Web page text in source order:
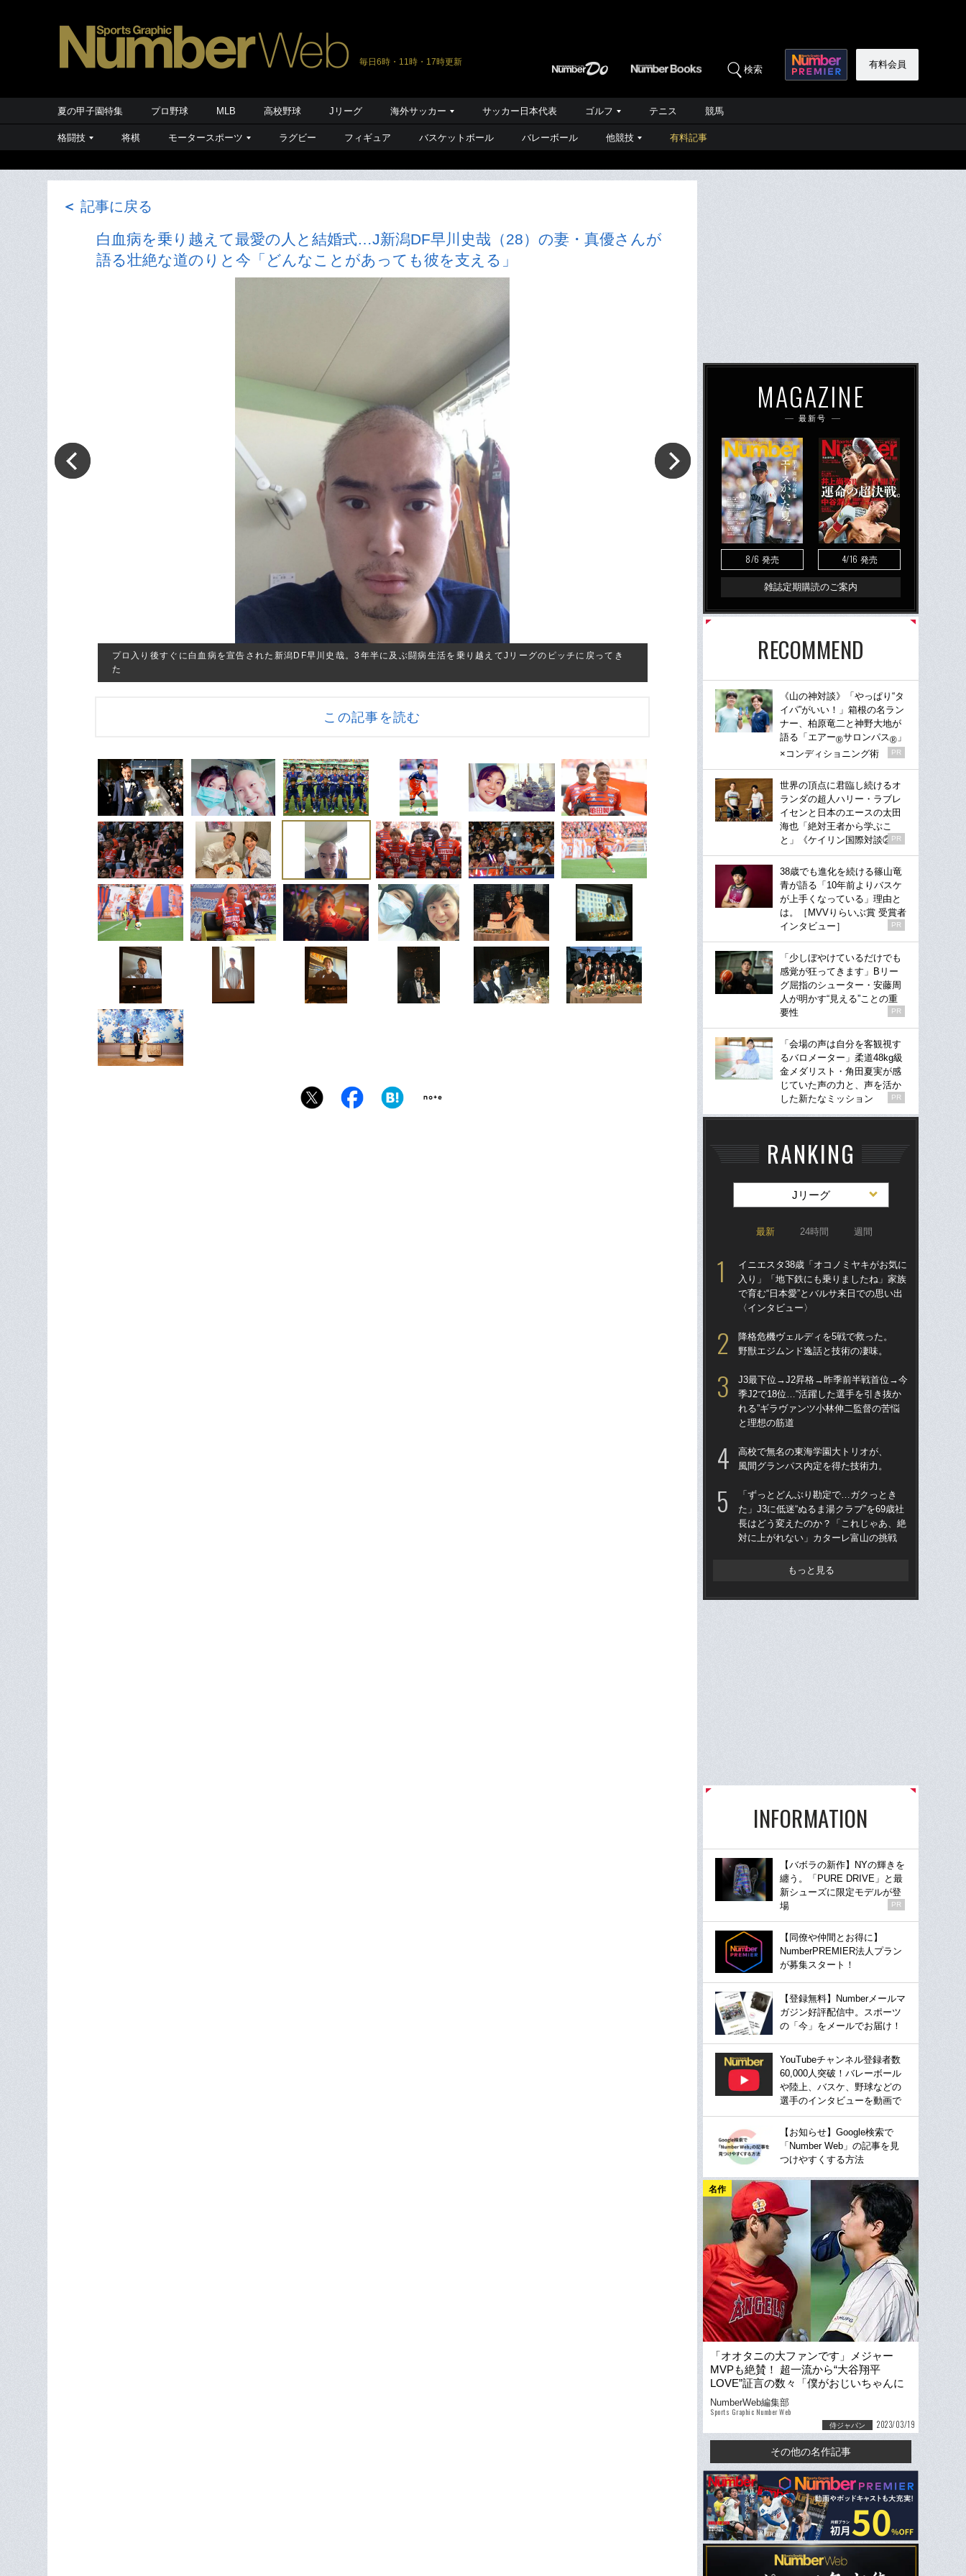
毎日6時・11時・17時更新
検索 有料会員
夏の甲子園特集 プロ野球 MLB 高校野球 Jリーグ 海外サッカー サッカー日本代表 ゴルフ テニス 競馬
格闘技 将棋 モータースポーツ ラグビー フィギュア バスケットボール バレーボール 他競技 有料記事
＜ 記事に戻る
白血病を乗り越えて最愛の人と結婚式…J新潟DF早川史哉（28）の妻・真優さんが
語る壮絶な道のりと今「どんなことがあっても彼を支える」
プロ入り後すぐに白血病を宣告された新潟DF早川史哉。3年半に及ぶ闘病生活を乗り越えてJリーグのピッチに戻ってき
た
この記事を読む
MAGAZINE
最新号
8/6 発売 4/16 発売
雑誌定期購読のご案内
RECOMMEND
《山の神対談》「やっぱり“タ
イパ”がいい！」箱根の名ラン
ナー、柏原竜二と神野大地が
語る「エアー®サロンパス® 」
×コンディショニング術
PR
世界の頂点に君臨し続けるオ
ランダの超人ハリー・ラブレ
イセンと日本のエースの太田
海也「絶対王者から学ぶこ
と」《ケイリン国際対談②》
PR
38歳でも進化を続ける篠山竜
青が語る「10年前よりバスケ
が上手くなっている」理由と
は。［MVVりらいぶ賞 受賞者
インタビュー］
PR
「少しぼやけているだけでも
感覚が狂ってきます」Bリー
グ屈指のシューター・安藤周
人が明かす“見える”ことの重
要性
PR
「会場の声は自分を客観視す
るバロメーター」柔道48kg級
金メダリスト・角田夏実が感
じていた声の力と、声を活か
した新たなミッション
PR
RANKING
Jリーグ
最新 24時間 週間
イニエスタ38歳「オコノミヤキがお気に
入り」「地下鉄にも乗りましたね」家族
で育む“日本愛”とバルサ来日での思い出
〈インタビュー〉
降格危機ヴェルディを5戦で救った。
野獣エジムンド逸話と技術の凄味。
J3最下位→J2昇格→昨季前半戦首位→今
季J2で18位…“活躍した選手を引き抜か
れる”ギラヴァンツ小林伸二監督の苦悩
と理想の筋道
高校で無名の東海学園大トリオが、
風間グランパス内定を得た技術力。
「ずっとどんぶり勘定で…ガクっとき
た」J3に低迷“ぬるま湯クラブ”を69歳社
長はどう変えたのか？「これじゃあ、絶
対に上がれない」カターレ富山の挑戦
もっと見る
INFORMATION
【バボラの新作】NYの輝きを
纏う。「PURE DRIVE」と最
新シューズに限定モデルが登
場
PR
【同僚や仲間とお得に】
NumberPREMIER法人プラン
が募集スタート！
【登録無料】Numberメールマ
ガジン好評配信中。スポーツ
の「今」をメールでお届け！
YouTubeチャンネル登録者数
60,000人突破！バレーボール
や陸上、バスケ、野球などの
選手のインタビューを動画で
【お知らせ】Google検索で
「Number Web」の記事を見
つけやすくする方法
名作
「オオタニの大ファンです」メジャー
MVPも絶賛！ 超一流から“大谷翔平
LOVE”証言の数々「僕がおじいちゃんに
なって死ぬ間際には…」
NumberWeb編集部
Sports Graphic Number Web
侍ジャパン 2023/03/19
その他の名作記事